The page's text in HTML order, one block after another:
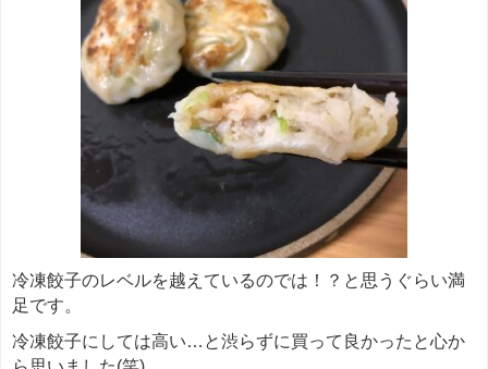
冷凍餃子のレベルを越えているのでは！？と思うぐらい満
足です。
冷凍餃子にしては高い…と渋らずに買って良かったと心か